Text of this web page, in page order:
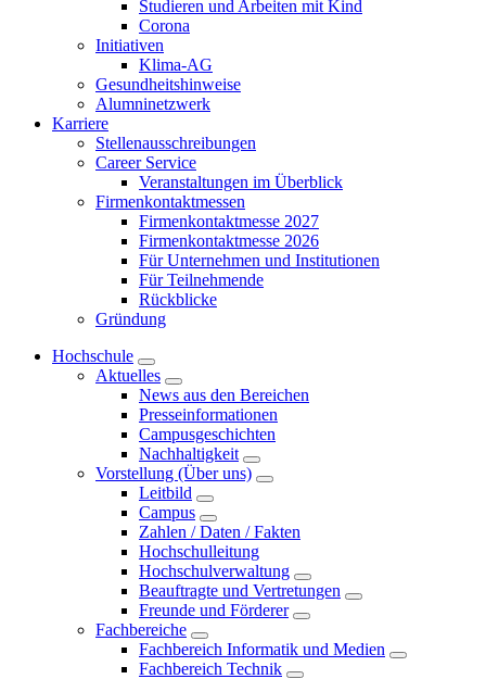
Studieren und Arbeiten mit Kind
Corona
Initiativen
Klima-AG
Gesundheitshinweise
Alumninetzwerk
Karriere
Stellenausschreibungen
Career Service
Veranstaltungen im Überblick
Firmenkontaktmessen
Firmenkontaktmesse 2027
Firmenkontaktmesse 2026
Für Unternehmen und Institutionen
Für Teilnehmende
Rückblicke
Gründung
Hochschule
Aktuelles
News aus den Bereichen
Presseinformationen
Campusgeschichten
Nachhaltigkeit
Vorstellung (Über uns)
Leitbild
Campus
Zahlen / Daten / Fakten
Hochschulleitung
Hochschulverwaltung
Beauftragte und Vertretungen
Freunde und Förderer
Fachbereiche
Fachbereich Informatik und Medien
Fachbereich Technik